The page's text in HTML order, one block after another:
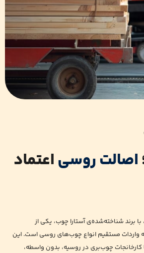
اصالت روسیاعتماد
برند شناخته‌شده‌ی آستارا چوب، یکی از
واردات مستقیم انواع چوب‌های روسی است. این
کارخانجات چوب‌بری در روسیه، بدون واسطه،